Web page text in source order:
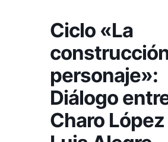
Ciclo «La
personaje»:
Diálogo
Charo